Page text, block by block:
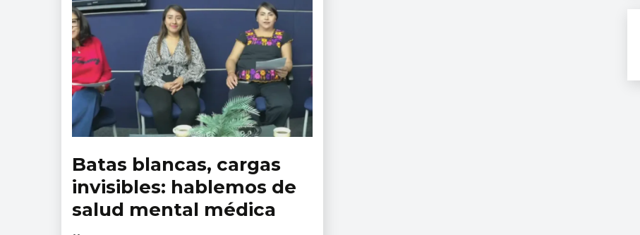
Noticias
Batas blancas, cargas
invisibles: hablemos de
salud mental médica